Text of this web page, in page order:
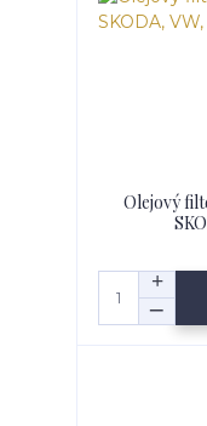
Olejový